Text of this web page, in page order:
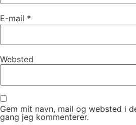
E-mail *
Websted
Gem mit navn, mail og websted i
gang jeg kommenterer.